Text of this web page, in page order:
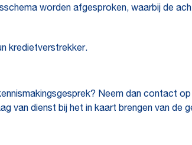
worden afgesproken, waarbij de
kredietverstrekker.
Neem dan contact
van dienst bij het in kaart brengen van de